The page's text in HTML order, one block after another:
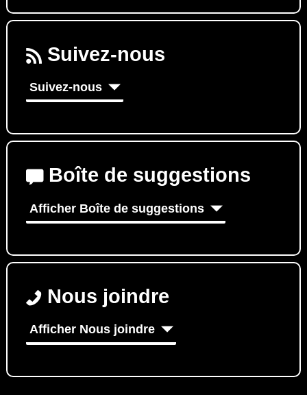
Suivez-nous
Suivez-nous
Boîte de suggestions
Afficher Boîte de suggestions
Nous joindre
Afficher Nous joindre